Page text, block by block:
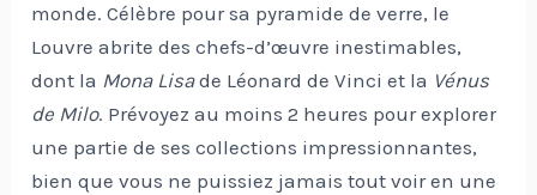
monde. Célèbre pour sa pyramide de verre, le
Louvre abrite des chefs-d’œuvre inestimables,
dont la Mona Lisade Léonard de Vinci et la Vénus
de Milo. Prévoyez au moins 2 heures pour explorer
une partie de ses collections impressionnantes,
bien que vous ne puissiez jamais tout voir en une